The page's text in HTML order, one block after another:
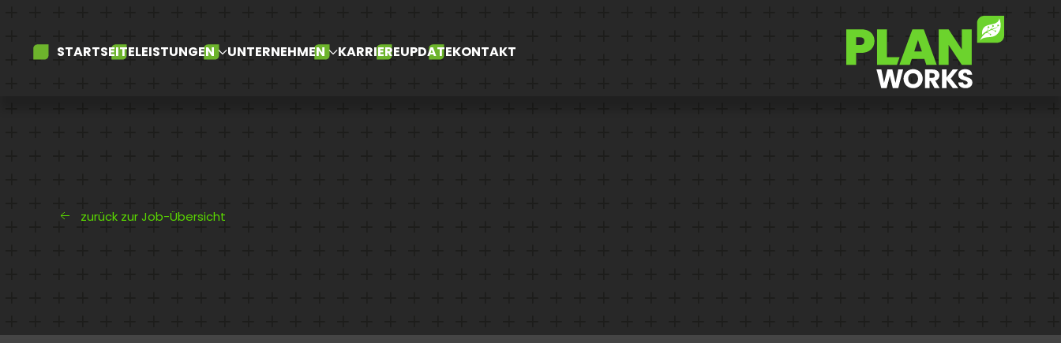
Skip to main content
STARTSEITELEISTUNGEN UNTERNEHMEN KARRIEREUPDATEKONTAKT
zurück zur Job-Übersicht